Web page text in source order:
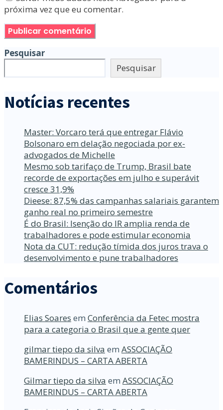
próxima vez que eu comentar.
Pesquisar
Pesquisar
Notícias recentes
Master: Vorcaro terá que entregar Flávio
Bolsonaro em delação negociada por ex-
advogados de Michelle
Mesmo sob tarifaço de Trump, Brasil bate
recorde de exportações em julho e superávit
cresce 31,9%
Dieese: 87,5% das campanhas salariais garantem
ganho real no primeiro semestre
É do Brasil: Isenção do IR amplia renda de
trabalhadores e pode estimular economia
Nota da CUT: redução tímida dos juros trava o
desenvolvimento e pune trabalhadores
Comentários
Elias Soares em Conferência da Fetec mostra
para a categoria o Brasil que a gente quer
gilmar tiepo da silva em ASSOCIAÇÃO
BAMERINDUS – CARTA ABERTA
Gilmar tiepo da silva em ASSOCIAÇÃO
BAMERINDUS – CARTA ABERTA